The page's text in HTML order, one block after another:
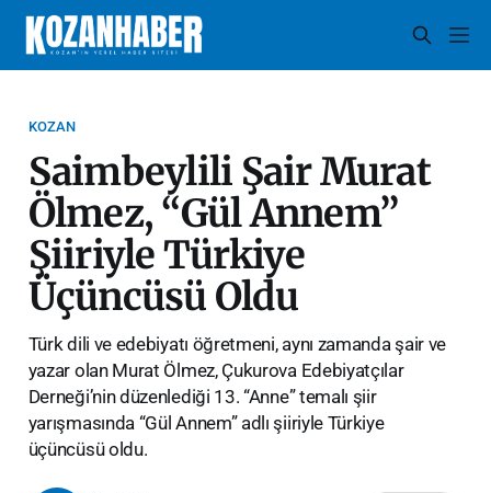
KOZAN
Saimbeylili Şair Murat
Ölmez, “Gül Annem”
Şiiriyle Türkiye
Üçüncüsü Oldu
Türk dili ve edebiyatı öğretmeni, aynı zamanda şair ve
yazar olan Murat Ölmez, Çukurova Edebiyatçılar
Derneği’nin düzenlediği 13. “Anne” temalı şiir
yarışmasında “Gül Annem” adlı şiiriyle Türkiye
üçüncüsü oldu.